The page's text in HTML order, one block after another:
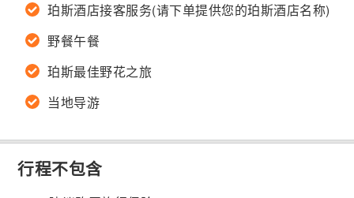
珀斯酒店接客服务(请下单提供您的珀斯酒店名称)
野餐午餐
珀斯最佳野花之旅
当地导游
行程不包含